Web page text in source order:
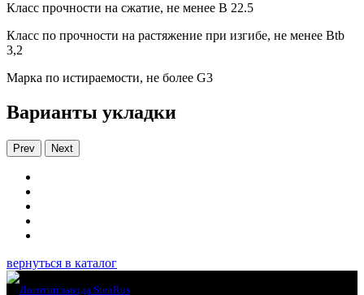
Класс прочности на сжатие, не менее В 22.5
Класс по прочности на растяжение при изгибе, не менее Вtb
3,2
Марка по истираемости, не более G3
Варианты укладки
Prev Next
вернуться в каталог